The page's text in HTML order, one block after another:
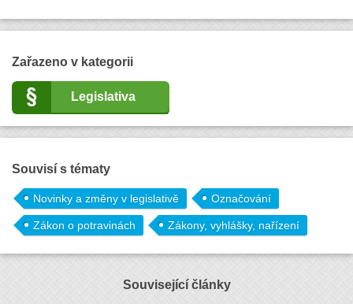
Zařazeno v kategorii
Legislativa
Souvisí s tématy
Novinky a změny v legislativě Označování
Zákon o potravinách Zákony, vyhlášky, nařízení
Související články